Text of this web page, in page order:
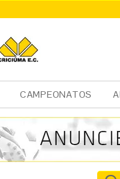
CAMPEONATOS